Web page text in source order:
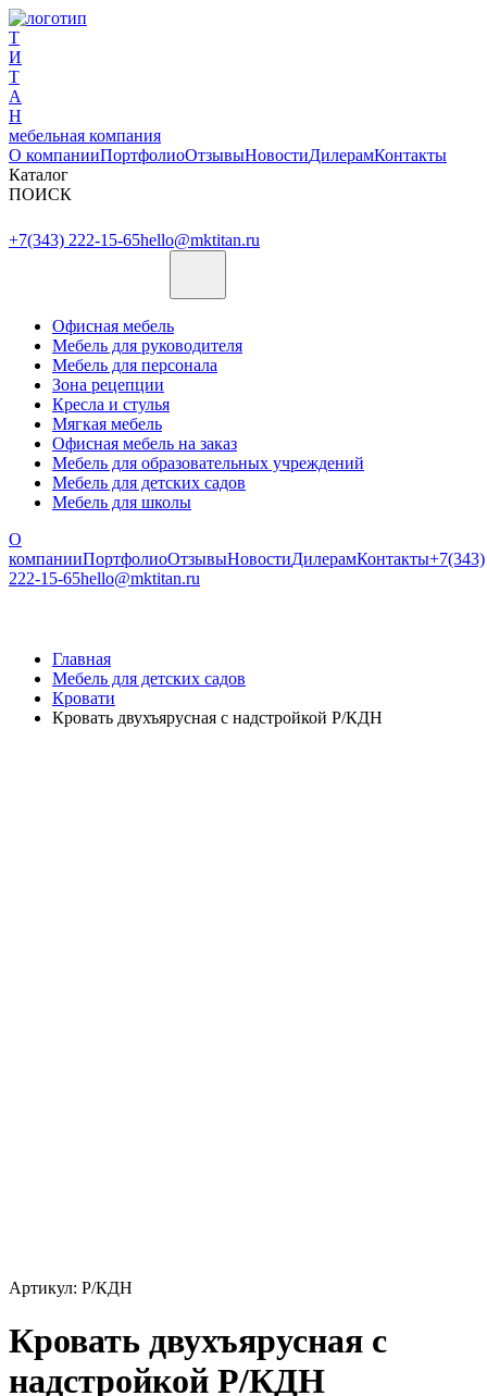
Т
И
Т
А
Н
мебельная компания
О компанииПортфолиоОтзывыНовостиДилерамКонтакты
Каталог
ПОИСК
+7(343) 222-15-65hello@mktitan.ru
Офисная мебель
Мебель для руководителя
Мебель для персонала
Зона рецепции
Кресла и стулья
Мягкая мебель
Офисная мебель на заказ
Мебель для образовательных учреждений
Мебель для детских садов
Мебель для школы
О
компанииПортфолиоОтзывыНовостиДилерамКонтакты+7(343)
222-15-65hello@mktitan.ru
Главная
Мебель для детских садов
Кровати
Кровать двухъярусная с надстройкой Р/КДН
Артикул: Р/КДН
Кровать двухъярусная с
надстройкой Р/КДН